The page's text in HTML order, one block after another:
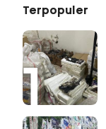
Terpopuler